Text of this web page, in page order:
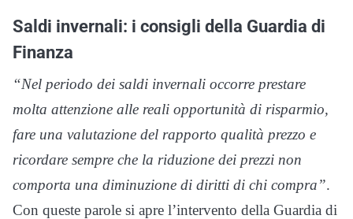
Saldi invernali: i consigli della Guardia di
Finanza
“Nel periodo dei saldi invernali occorre prestare
molta attenzione alle reali opportunità di risparmio,
fare una valutazione del rapporto qualità prezzo e
ricordare sempre che la riduzione dei prezzi non
comporta una diminuzione di diritti di chi compra”.
Con queste parole si apre l’intervento della Guardia di